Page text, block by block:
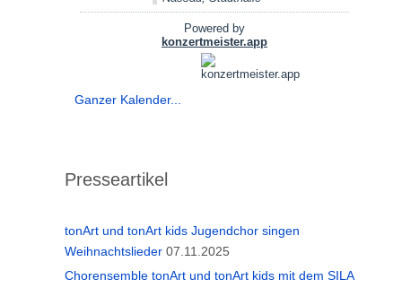
Ganzer Kalender...
Presseartikel
tonArt und tonArt kids Jugendchor singen
Weihnachtslieder 07.11.2025
Chorensemble tonArt und tonArt kids mit dem SILA